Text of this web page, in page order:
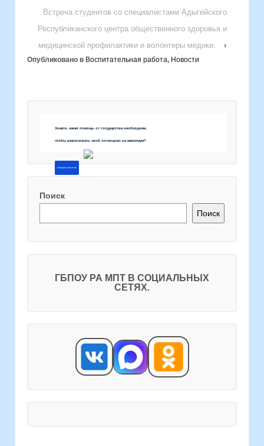
Встреча студентов со специалистами Aдыгeйского
Республиканского центра общественного здоровья и
медицинской профилактики и волонтеры медики.
›
Опубликовано в Воспитательная работа, Новости
Знаете, какая помощь от государства необходима,
чтобы реализовать свой потенциал на максимум?
Напишите об этом
Поиск
Поиск
ГБПОУ РА МПТ В СОЦИАЛЬНЫХ
СЕТЯХ.